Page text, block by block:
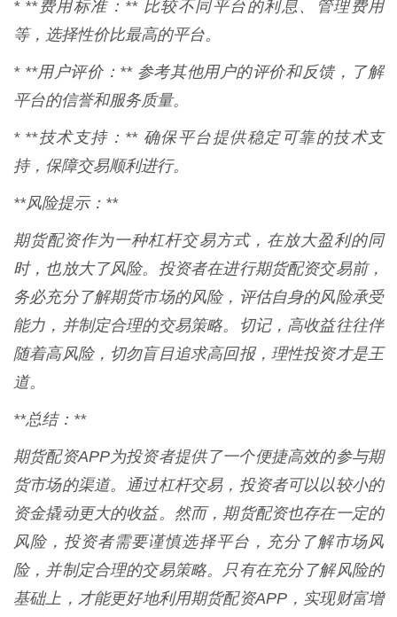
* **费用标准：** 比较不同平台的利息、管理费用
等，选择性价比最高的平台。
* **用户评价：** 参考其他用户的评价和反馈，了解
平台的信誉和服务质量。
* **技术支持：** 确保平台提供稳定可靠的技术支
持，保障交易顺利进行。
**风险提示：**
期货配资作为一种杠杆交易方式，在放大盈利的同
时，也放大了风险。投资者在进行期货配资交易前，
务必充分了解期货市场的风险，评估自身的风险承受
能力，并制定合理的交易策略。切记，高收益往往伴
随着高风险，切勿盲目追求高回报，理性投资才是王
道。
**总结：**
期货配资APP为投资者提供了一个便捷高效的参与期
货市场的渠道。通过杠杆交易，投资者可以以较小的
资金撬动更大的收益。然而，期货配资也存在一定的
风险，投资者需要谨慎选择平台，充分了解市场风
险，并制定合理的交易策略。只有在充分了解风险的
基础上，才能更好地利用期货配资APP，实现财富增